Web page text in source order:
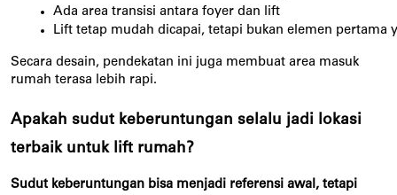
Ada area transisi antara foyer dan lift
Lift tetap mudah dicapai, tetapi bukan elemen pertama
Secara desain, pendekatan ini juga membuat area masuk
rumah terasa lebih rapi.
Apakah sudut keberuntungan selalu jadi lokasi
terbaik untuk lift rumah?
Sudut keberuntungan bisa menjadi referensi awal, tetapi